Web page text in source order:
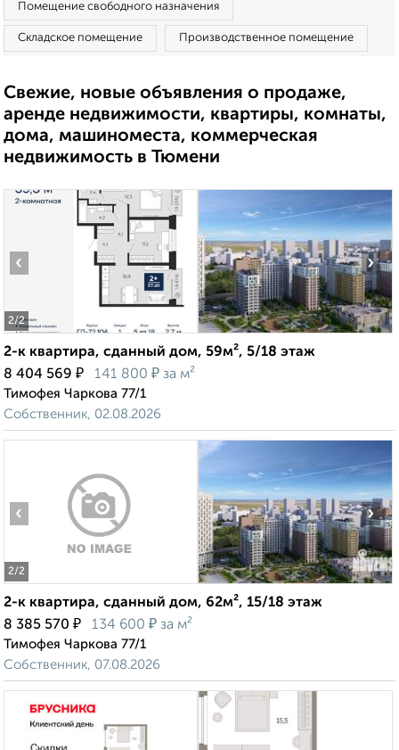
Помещение свободного назначения
Складское помещение Производственное помещение
Свежие, новые объявления о продаже,
аренде недвижимости, квартиры, комнаты,
дома, машиноместа, коммерческая
недвижимость в Тюмени
2/2
‹ ›
2-к квартира, сданный дом, 59м², 5/18 этаж
8 404 569 ₽ 141 800 ₽ за м²
Тимофея Чаркова 77/1
Собственник, 02.08.2026
2/2
‹ ›
2-к квартира, сданный дом, 62м², 15/18 этаж
8 385 570 ₽ 134 600 ₽ за м²
Тимофея Чаркова 77/1
Собственник, 07.08.2026